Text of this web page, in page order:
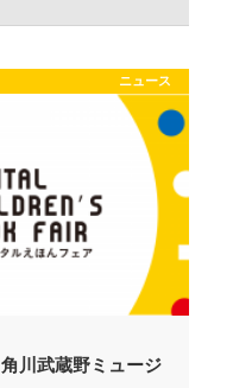
ニュース
川武蔵野ミュージ